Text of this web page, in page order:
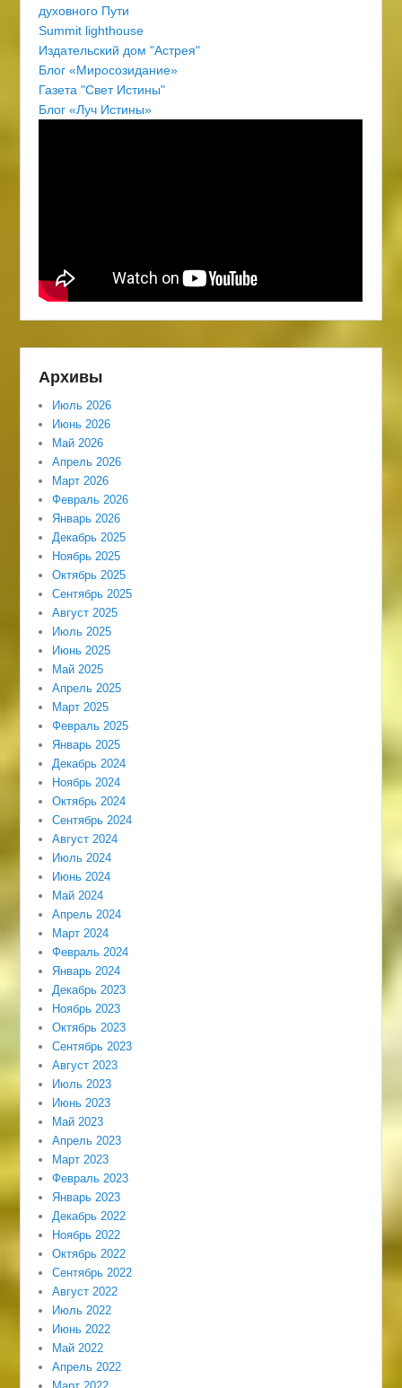
духовного Пути
Summit lighthouse
Издательский дом "Астрея"
Блог «Миросозидание»
Газета "Свет Истины"
Блог «Луч Истины»
Архивы
Июль 2026
Июнь 2026
Май 2026
Апрель 2026
Март 2026
Февраль 2026
Январь 2026
Декабрь 2025
Ноябрь 2025
Октябрь 2025
Сентябрь 2025
Август 2025
Июль 2025
Июнь 2025
Май 2025
Апрель 2025
Март 2025
Февраль 2025
Январь 2025
Декабрь 2024
Ноябрь 2024
Октябрь 2024
Сентябрь 2024
Август 2024
Июль 2024
Июнь 2024
Май 2024
Апрель 2024
Март 2024
Февраль 2024
Январь 2024
Декабрь 2023
Ноябрь 2023
Октябрь 2023
Сентябрь 2023
Август 2023
Июль 2023
Июнь 2023
Май 2023
Апрель 2023
Март 2023
Февраль 2023
Январь 2023
Декабрь 2022
Ноябрь 2022
Октябрь 2022
Сентябрь 2022
Август 2022
Июль 2022
Июнь 2022
Май 2022
Апрель 2022